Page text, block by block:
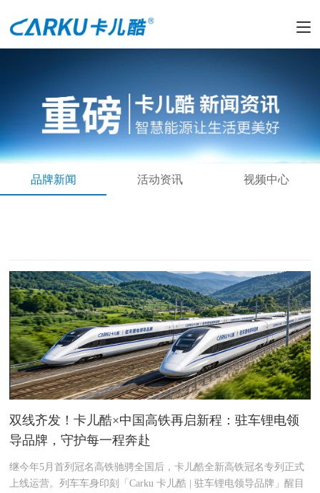
品牌新闻 活动资讯 视频中心
双线齐发！卡儿酷×中国高铁再启新程：驻车锂电领
导品牌，守护每一程奔赴
继今年5月首列冠名高铁驰骋全国后，卡儿酷全新高铁冠名专列正式
上线运营。列车车身印刻「Carku 卡儿酷 | 驻车锂电领导品牌」醒目